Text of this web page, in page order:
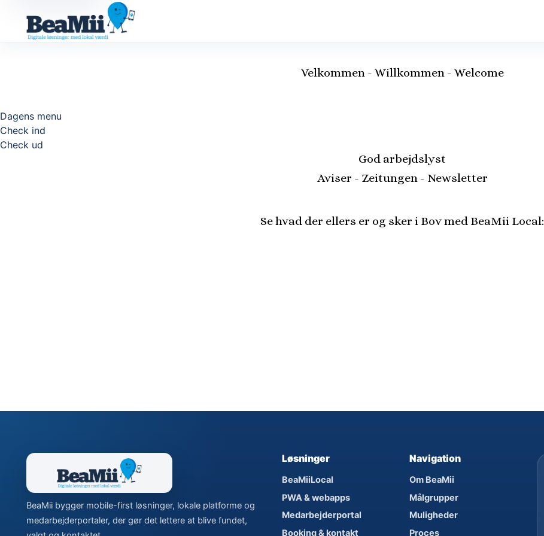
Velkommen - Willkommen - Welcome
Dagens menu
Check ind
Check ud
God arbejdslyst
Aviser - Zeitungen - Newsletter
Se hvad der ellers er og sker i Bov med BeaMii Local:
BeaMii bygger mobile-first løsninger, lokale platforme og
medarbejderportaler, der gør det lettere at blive fundet,
Løsninger
BeaMiiLocal
PWA & webapps
Medarbejderportal
Booking & kontakt
Navigation
Om BeaMii
Målgrupper
Muligheder
Proces